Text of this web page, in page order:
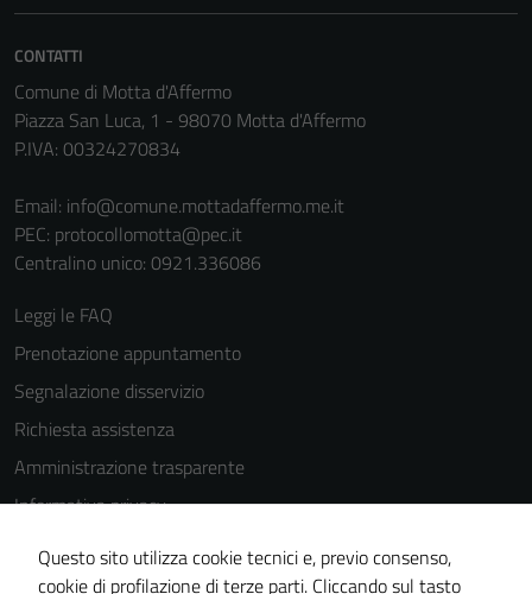
CONTATTI
Comune di Motta d'Affermo
Piazza San Luca, 1 - 98070 Motta d'Affermo
P.IVA: 00324270834
Email: info@comune.mottadaffermo.me.it
PEC: protocollomotta@pec.it
Centralino unico: 0921.336086
Leggi le FAQ
Prenotazione appuntamento
Segnalazione disservizio
Richiesta assistenza
Amministrazione trasparente
Informativa privacy
Cookie Policy
Note legali
Questo sito utilizza cookie tecnici e, previo consenso,
cookie di profilazione di terze parti. Cliccando sul tasto
non raccolgono
sono
utilizzati
profilazione.
La